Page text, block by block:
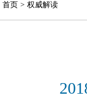
首页 > 权威解读